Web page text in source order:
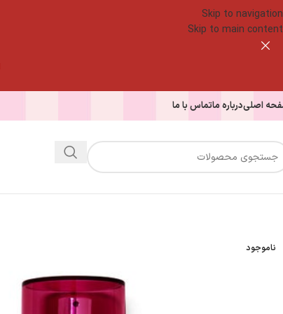
Skip to navigation
Skip to main content
اصلیدرباره ماتماس با ما
ناموجود